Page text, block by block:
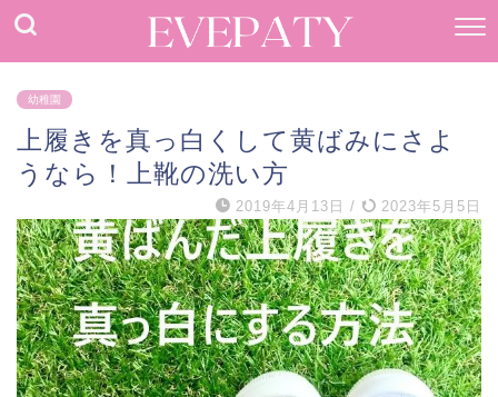
幼稚園
上履きを真っ白くして黄ばみにさよ
うなら！上靴の洗い方
2019年4月13日 / 2023年5月5日